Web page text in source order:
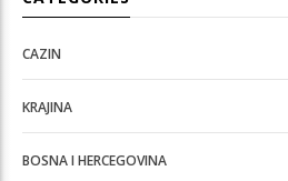
CAZIN
KRAJINA
BOSNA I HERCEGOVINA